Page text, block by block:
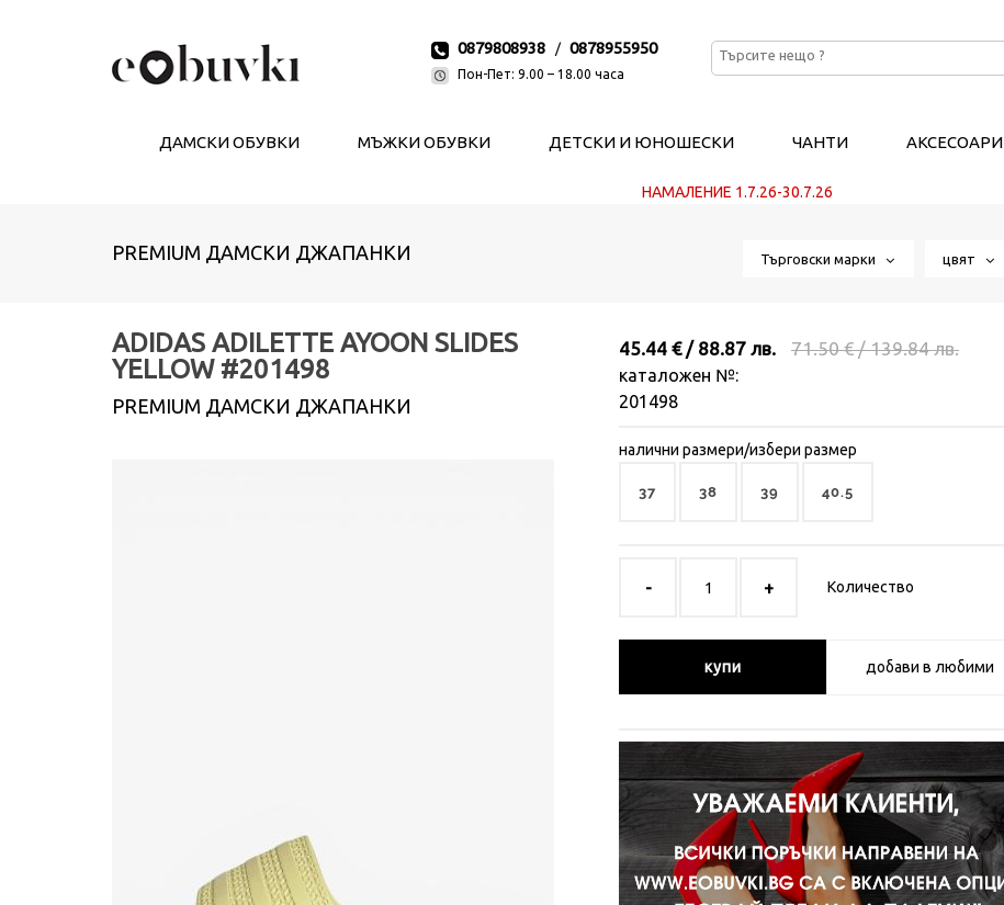
0879808938 / 0878955950
Пон-Пет: 9.00 – 18.00 часа
ДАМСКИ ОБУВКИ МЪЖКИ ОБУВКИ ДЕТСКИ И ЮНОШЕСКИ ЧАНТИ АКСЕСОАРИ
НАМАЛЕНИЕ 1.7.26-30.7.26
PREMIUM ДАМСКИ ДЖАПАНКИ Търговски марки цвят
ADIDAS ADILETTE AYOON SLIDES
YELLOW #201498
PREMIUM ДАМСКИ ДЖАПАНКИ
45.44 € / 88.87 лв. 71.50 € / 139.84 лв.
каталожен №:
201498
налични размери/избери размер
37 38 39 40.5
Количество
купи добави в любими